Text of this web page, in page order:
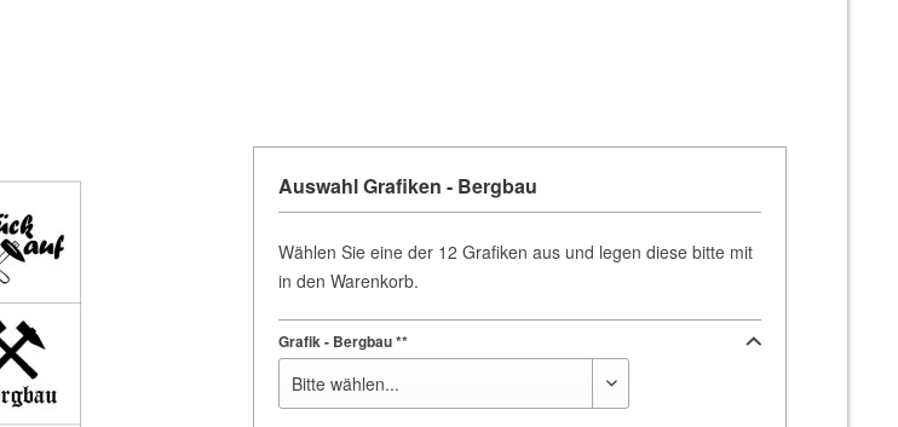
Auswahl Grafiken - Bergbau
Wählen Sie eine der 12 Grafiken aus und legen diese bitte mit
in den Warenkorb.
Grafik - Bergbau **